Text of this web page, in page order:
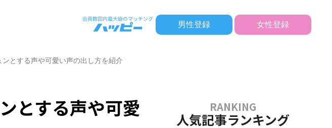
男性登録 女性登録
とする声や可愛い声の出し方を紹介
とする声や可愛
人気記事ランキング